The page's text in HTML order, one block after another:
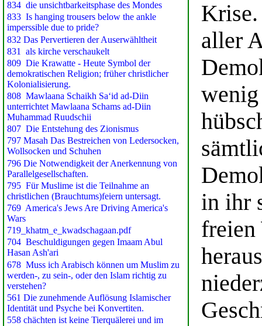
Krise.
aller
in ihr
freien